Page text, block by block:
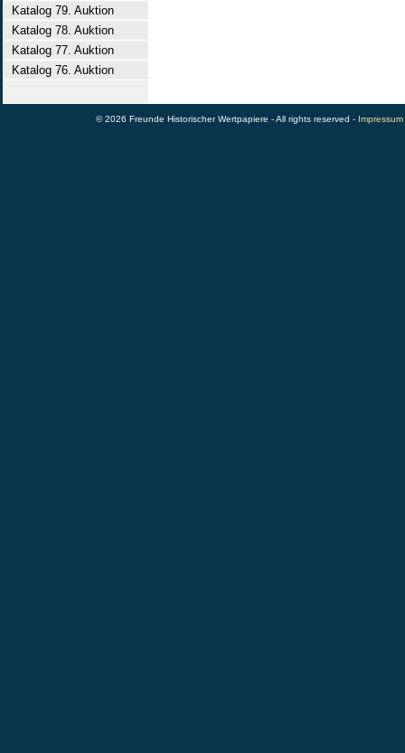
Katalog 79. Auktion
Katalog 78. Auktion
Katalog 77. Auktion
Katalog 76. Auktion
© 2026 Freunde Historischer Wertpapiere - All rights reserved - Impressum